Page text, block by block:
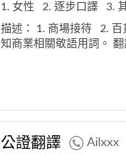
1. 女性 2. 逐步口譯 3.
描述： 1. 商場接待
2. 百
知商業相關敬語用詞。
公證翻譯 Ailxxx